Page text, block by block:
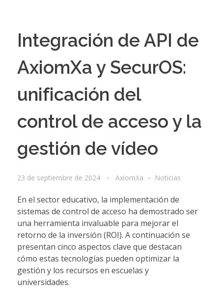
Integración de API de
AxiomXa y SecurOS:
unificación del
control de acceso y la
gestión de vídeo
23 de septiembre de 2024 AxiomXa Noticias
En el sector educativo, la implementación de
sistemas de control de acceso ha demostrado ser
una herramienta invaluable para mejorar el
retorno de la inversión (ROI). A continuación se
presentan cinco aspectos clave que destacan
cómo estas tecnologías pueden optimizar la
gestión y los recursos en escuelas y
universidades.